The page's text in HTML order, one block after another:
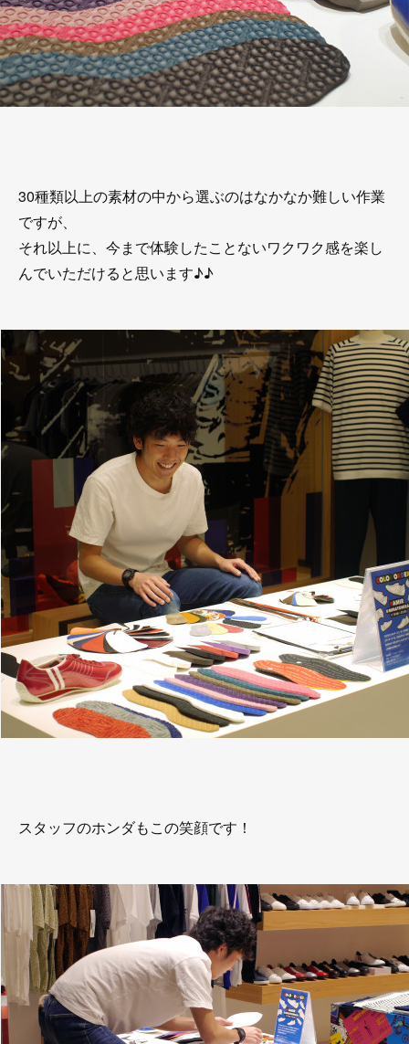
30種類以上の素材の中から選ぶのはなかなか難しい作業
ですが、
それ以上に、今まで体験したことないワクワク感を楽し
んでいただけると思います♪♪
スタッフのホンダもこの笑顔です！